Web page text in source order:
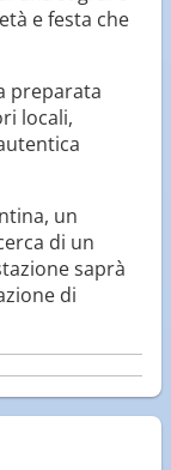
e festa che
preparata
locali,
un
di un
saprà
di